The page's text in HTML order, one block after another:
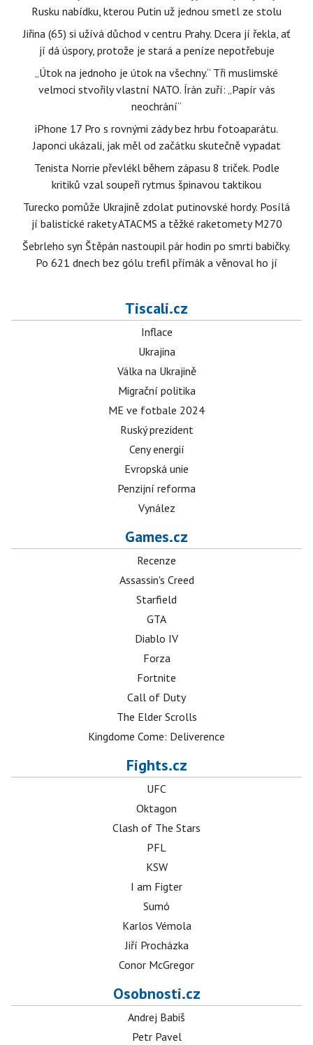
Rusku nabídku, kterou Putin už jednou smetl ze stolu
Jiřina (65) si užívá důchod v centru Prahy. Dcera jí řekla, ať
jí dá úspory, protože je stará a peníze nepotřebuje
„Útok na jednoho je útok na všechny.“ Tři muslimské
velmoci stvořily vlastní NATO. Írán zuří: „Papír vás
neochrání“
iPhone 17 Pro s rovnými zády bez hrbu fotoaparátu.
Japonci ukázali, jak měl od začátku skutečně vypadat
Tenista Norrie převlékl během zápasu 8 triček. Podle
kritiků vzal soupeři rytmus špinavou taktikou
Turecko pomůže Ukrajině zdolat putinovské hordy. Posílá
jí balistické rakety ATACMS a těžké raketomety M270
Šebrleho syn Štěpán nastoupil pár hodin po smrti babičky.
Po 621 dnech bez gólu trefil přímák a věnoval ho jí
Tiscali.cz
Inflace
Ukrajina
Válka na Ukrajině
Migrační politika
ME ve fotbale 2024
Ruský prezident
Ceny energií
Evropská unie
Penzijní reforma
Vynález
Games.cz
Recenze
Assassin's Creed
Starfield
GTA
Diablo IV
Forza
Fortnite
Call of Duty
The Elder Scrolls
Kingdome Come: Deliverence
Fights.cz
UFC
Oktagon
Clash of The Stars
PFL
KSW
I am Figter
Sumó
Karlos Vémola
Jiří Procházka
Conor McGregor
Osobnosti.cz
Andrej Babiš
Petr Pavel